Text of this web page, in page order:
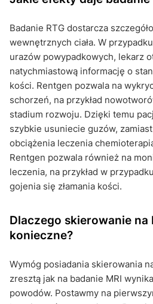
Badanie RTG dostarcza
wewnętrznych ciała. W
urazów powypadkowych, lekarz
natychmiastową informację o
kości. Rentgen pozwala na
schorzeń, na przykład
stadium rozwoju. Dzięki temu
szybkie usuniecie guzów, zamiast
obciążenia leczenia
Rentgen pozwala również na
leczenia, na przykład w
gojenia się złamania kości.
Dlaczego skierowanie na
konieczne?
Wymóg posiadania skierowania
zresztą jak na badanie MRI
powodów. Postawmy na